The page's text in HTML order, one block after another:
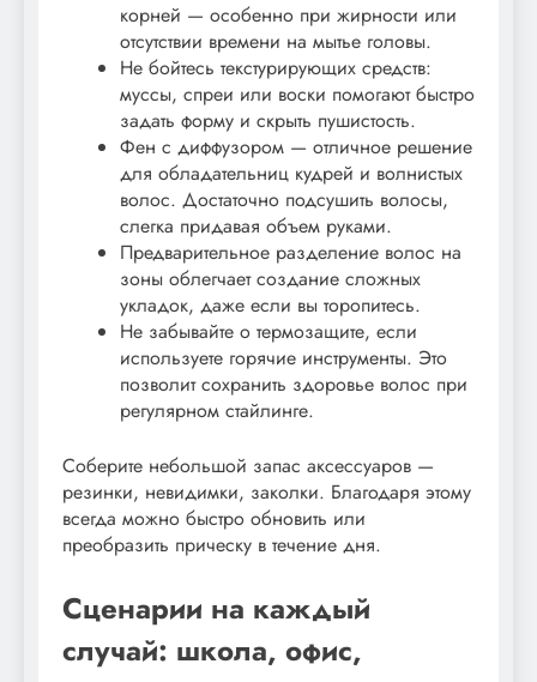
корней — особенно при жирности или
отсутствии времени на мытье головы.
Не бойтесь текстурирующих средств:
муссы, спреи или воски помогают быстро
задать форму и скрыть пушистость.
Фен с диффузором — отличное решение
для обладательниц кудрей и волнистых
волос. Достаточно подсушить волосы,
слегка придавая объем руками.
Предварительное разделение волос на
зоны облегчает создание сложных
укладок, даже если вы торопитесь.
Не забывайте о термозащите, если
используете горячие инструменты. Это
позволит сохранить здоровье волос при
регулярном стайлинге.
Соберите небольшой запас аксессуаров —
резинки, невидимки, заколки. Благодаря этому
всегда можно быстро обновить или
преобразить прическу в течение дня.
Сценарии на каждый
случай: школа, офис,